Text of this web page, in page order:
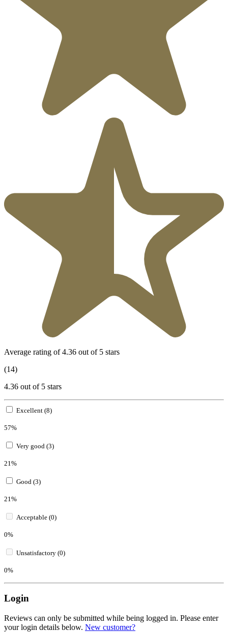
Average rating of 4.36 out of 5 stars
(14)
4.36 out of 5 stars
Excellent (8)
57%
Very good (3)
21%
Good (3)
21%
Acceptable (0)
0%
Unsatisfactory (0)
0%
Login
Reviews can only be submitted while being logged in. Please enter
your login details below. New customer?